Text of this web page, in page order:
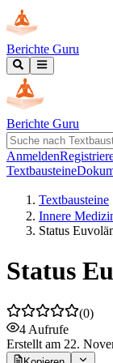
Berichte Guru
Berichte Guru
Anmelden
Textbausteine
Textbausteine
Innere
Status
Status
(0)
4 Aufrufe
Erstellt am 22.